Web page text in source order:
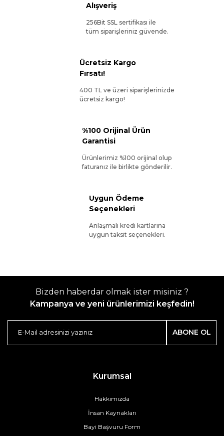
Alışveriş
256Bit SSL sertifikası ile
tüm siparişleriniz güvende.
Ücretsiz Kargo
Fırsatı!
400 TL ve üzeri siparişlerinizde
ücretsiz kargo!
%100 Orijinal Ürün
Garantisi
Ürünlerimiz %100 orijinal olup
faturanız ile birlikte gönderilir.
Uygun Ödeme
Seçenekleri
Anlaşmalı kredi kartlarına
uygun taksit seçenekleri.
Bizden haberdar olmak ister misiniz ?
Kampanya ve yeni ürünlerimizi keşfedin!
ABONE OL
Kurumsal
Hakkımızda
İnsan Kaynakları
Bayi Başvuru Form